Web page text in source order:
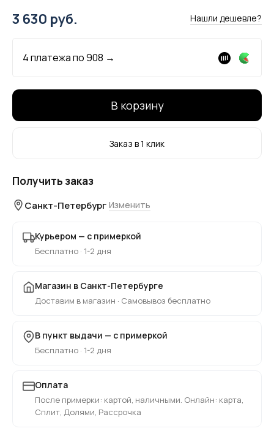
3 630 руб. Нашли дешевле?
4 платежа по908 →
В корзину
Заказ в 1 клик
Получить заказ
Санкт-Петербург Изменить
Курьером — с примеркой
Бесплатно · 1-2 дня
Магазин в Санкт-Петербурге
Доставим в магазин · Самовывоз бесплатно
В пункт выдачи — с примеркой
Бесплатно · 1-2 дня
Оплата
После примерки: картой, наличными. Онлайн: карта,
Сплит, Долями, Рассрочка